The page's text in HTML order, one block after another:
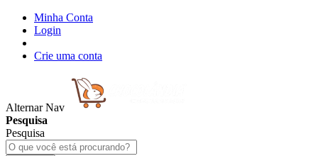
Minha Conta
Login
Crie uma conta
Alternar Nav
Pesquisa
Pesquisa